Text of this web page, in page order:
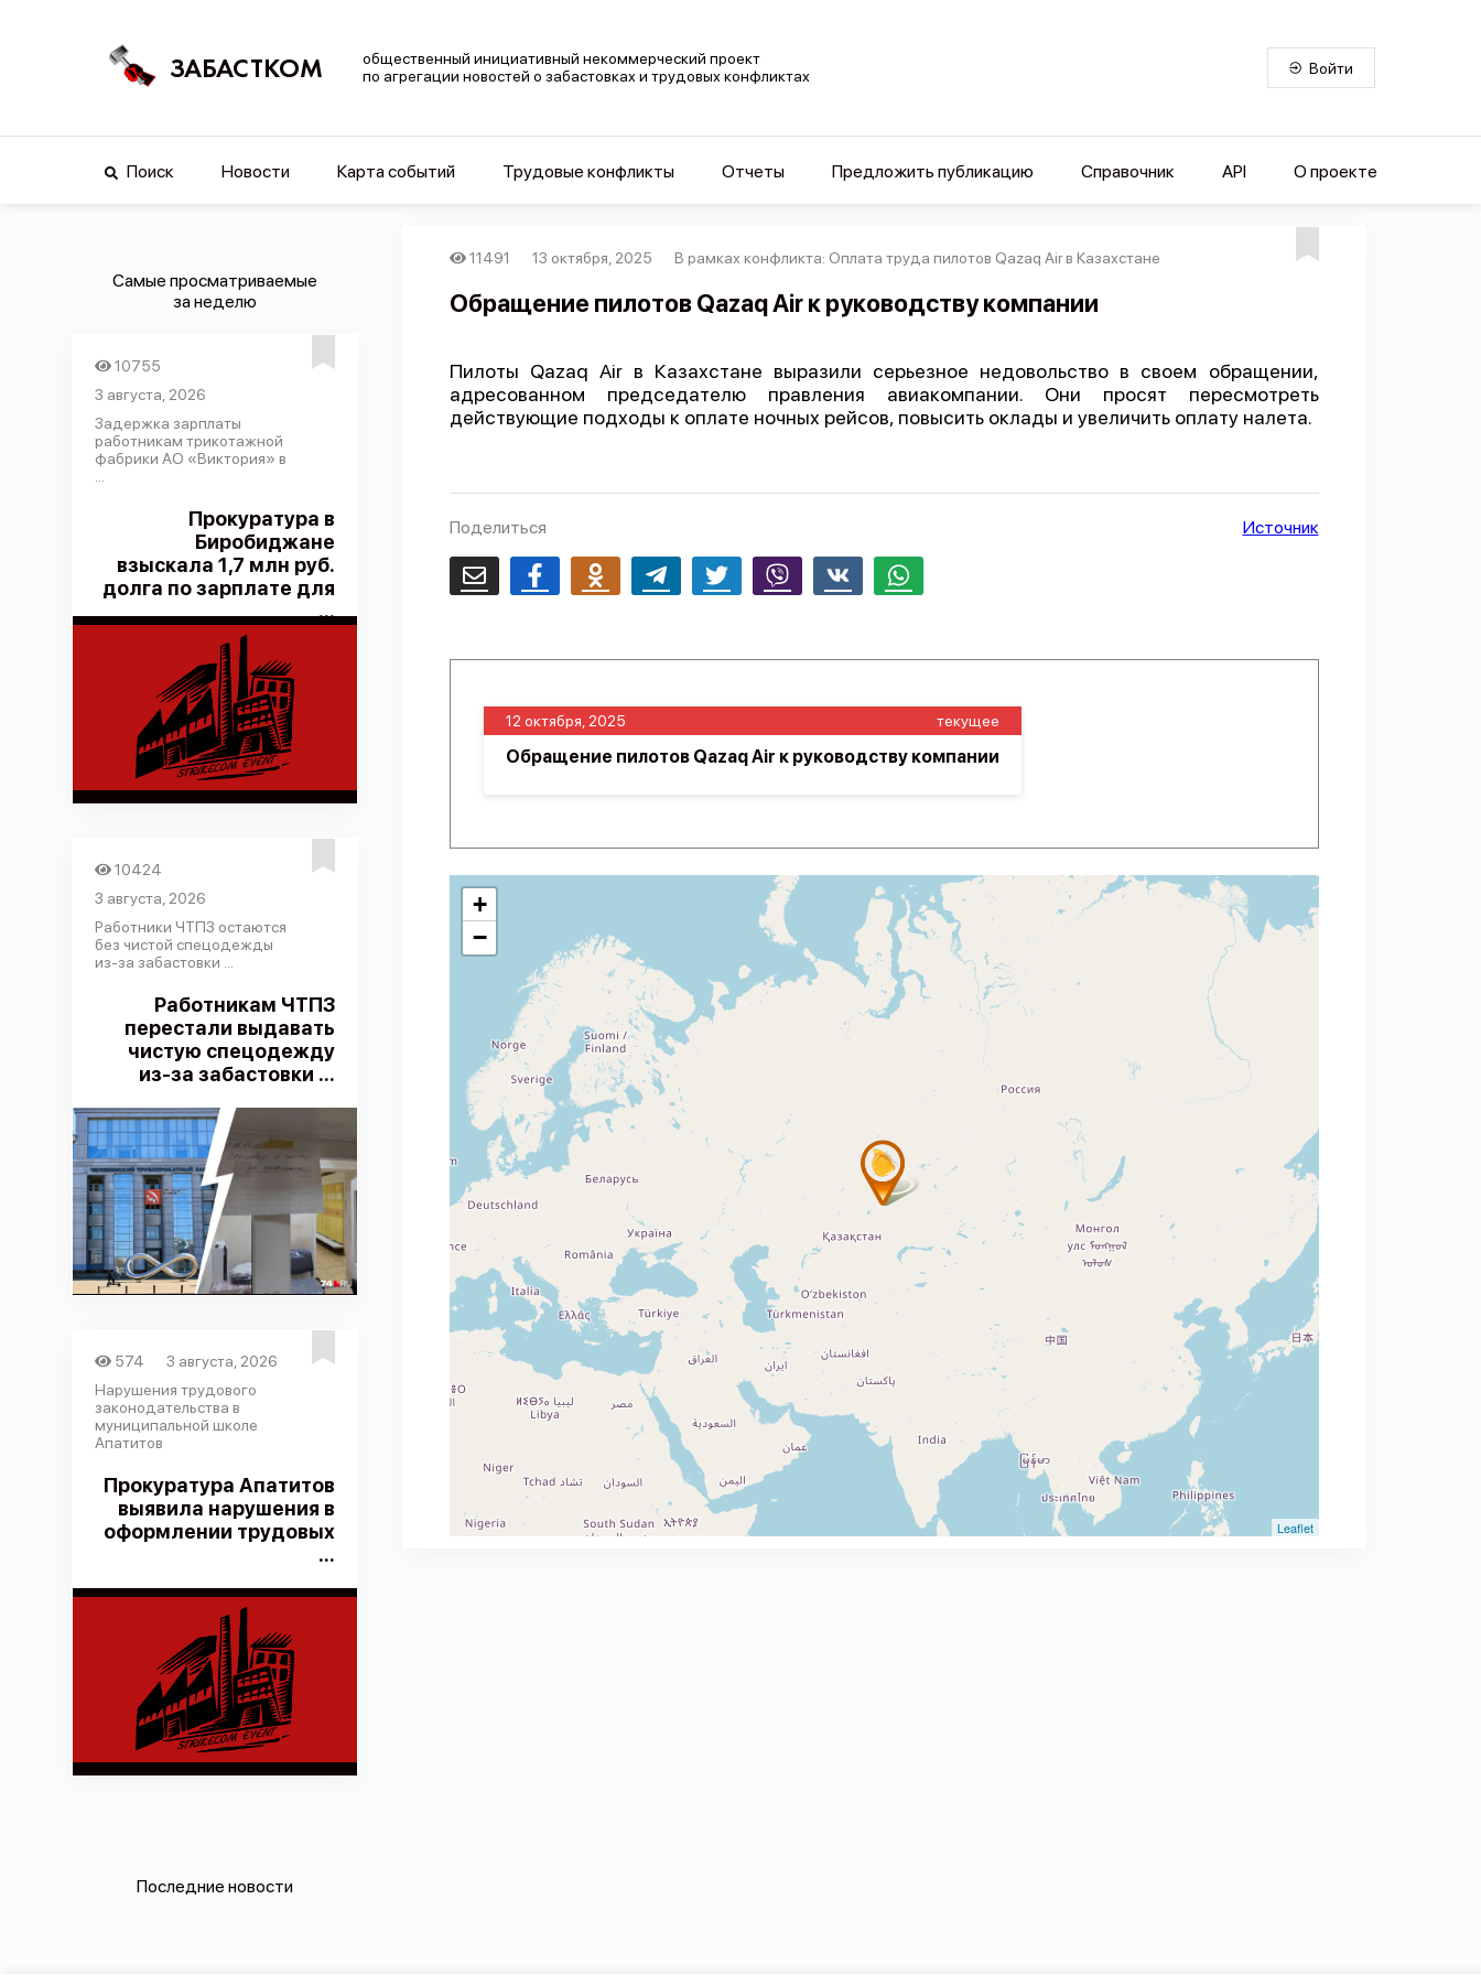
ЗАБАСТКОМ
общественный инициативный некоммерческий проект
по агрегации новостей о забастовках и трудовых конфликтах
Войти
Поиск Новости Карта событий Трудовые конфликты Отчеты Предложить публикацию Справочник API О проекте
Самые просматриваемые
за неделю
10755
3 августа, 2026
Задержка зарплаты
работникам трикотажной
фабрики АО «Виктория» в
Прокуратура в
Биробиджане
взыскала 1,7 млн руб.
долга по зарплате для
...
10424
3 августа, 2026
Работники ЧТПЗ остаются
без чистой спецодежды
из-за забастовки ...
Работникам ЧТПЗ
перестали выдавать
чистую спецодежду
из-за забастовки ...
574
3 августа, 2026
Нарушения трудового
законодательства в
муниципальной школе
Апатитов
Прокуратура Апатитов
выявила нарушения в
оформлении трудовых
...
Последние новости
11491 13 октября, 2025 В рамках конфликта: Оплата труда пилотов Qazaq Air в Казахстане
Обращение пилотов Qazaq Air к руководству компании
Пилоты Qazaq Air в Казахстане выразили серьезное недовольство в своем обращении,
адресованном председателю правления авиакомпании. Они просят пересмотреть
действующие подходы к оплате ночных рейсов, повысить оклады и увеличить оплату налета.
Поделиться
Email FacebookOdnoklassnikiTelegram Twitter Viber Whatsapp
Источник
12 октября, 2025 текущее
Обращение пилотов Qazaq Air к руководству компании
+
−
Leaflet